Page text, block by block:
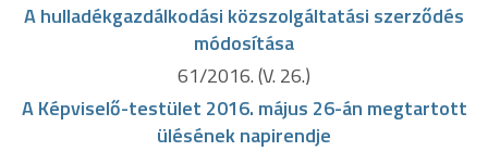
A hulladékgazdálkodási közszolgáltatási szerződés
módosítása
61/2016. (V. 26.)
A Képviselő-testület 2016. május 26-án megtartott
ülésének napirendje